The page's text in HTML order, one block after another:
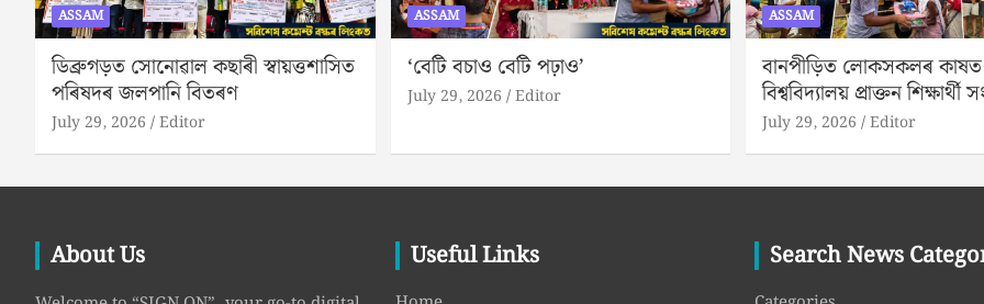
ASSAM
ডিব্ৰুগড়ত সোনোৱাল কছাৰী স্বায়ত্তশাসিত
পৰিষদৰ জলপানি বিতৰণ
July 29, 2026 Editor
ASSAM
‘বেটি বচাও বেটি পঢ়াও’
July 29, 2026 Editor
ASSAM
বানপীড়িত লোকসকলৰ
বিশ্ববিদ্যালয় প্ৰাক্তন শিক্ষাৰ্থী
July 29, 2026 Editor
About Us Useful Links Search News